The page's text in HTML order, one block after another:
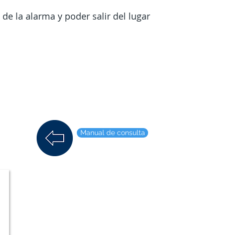
la alarma y poder salir del lugar
Manual de consulta